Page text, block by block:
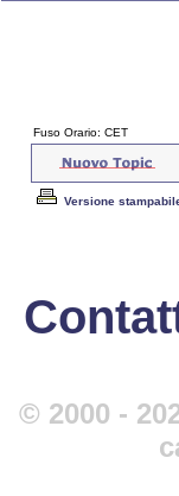
Fuso Orario: CET
Versione
© 2000 -